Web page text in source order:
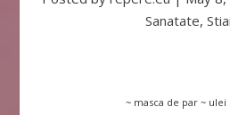
Sanatate,
~ masca de par ~